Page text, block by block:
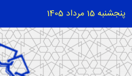
پنجشنبه 15 مرداد 1405